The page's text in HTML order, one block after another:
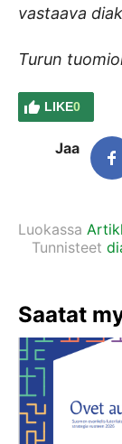
vastaava
Turun
LIKE0
Jaa
Luokassa
Tunnisteet
Saatat